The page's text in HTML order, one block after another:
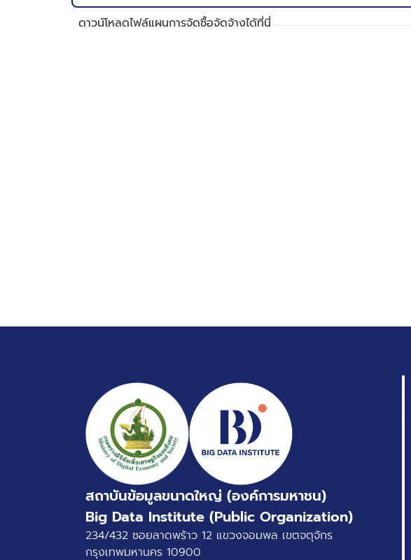
ดาวน์โหลดไฟล์แผนการจัดซื้อจัดจ้างได้ที่นี่
สถาบันข้อมูลขนาดใหญ่ (องค์การมหาชน)
Big Data Institute (Public Organization)
234/432 ซอยลาดพร้าว 12 แขวงจอมพล เขตจตุจักร
กรุงเทพมหานคร 10900